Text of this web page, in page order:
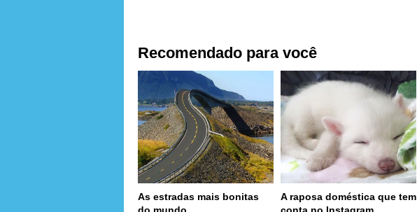
Recomendado para você
As estradas mais bonitas
A raposa doméstica que tem